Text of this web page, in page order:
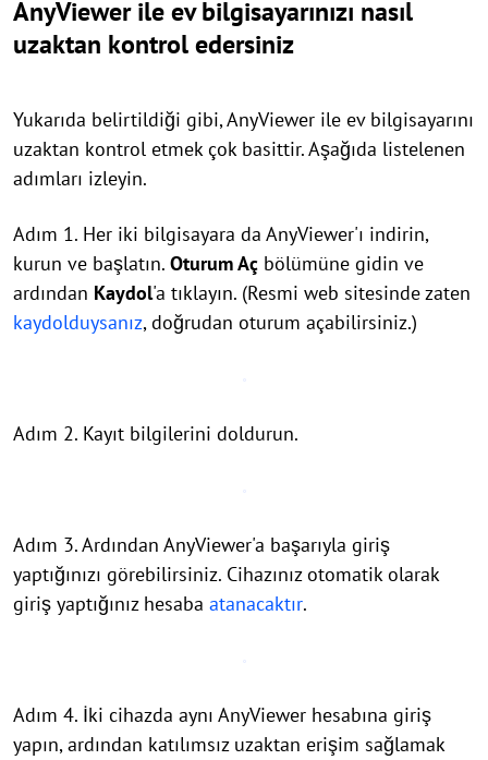
AnyViewer ile ev bilgisayarınızı nasıl
uzaktan kontrol edersiniz
Yukarıda belirtildiği gibi, AnyViewer ile ev bilgisayarını
uzaktan kontrol etmek çok basittir. Aşağıda listelenen
adımları izleyin.
Adım 1. Her iki bilgisayara da AnyViewer'ı indirin,
kurun ve başlatın. Oturum Aç bölümüne gidin ve
ardından Kaydol'a tıklayın. (Resmi web sitesinde zaten
kaydolduysanız, doğrudan oturum açabilirsiniz.)
Adım 2. Kayıt bilgilerini doldurun.
Adım 3. Ardından AnyViewer'a başarıyla giriş
yaptığınızı görebilirsiniz. Cihazınız otomatik olarak
giriş yaptığınız hesaba atanacaktır.
Adım 4. İki cihazda aynı AnyViewer hesabına giriş
yapın, ardından katılımsız uzaktan erişim sağlamak